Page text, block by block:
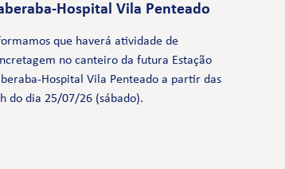
Hospital Vila Penteado
que haverá atividade de
no canteiro da futura Estação
Hospital Vila Penteado a partir das
do dia 25/07/26 (sábado).